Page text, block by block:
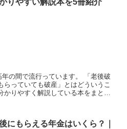
で流行っています。 「老後破
らっていても破産」とはどういうこ
かりやすく解説している本をまとめ
にもらえる年金はいくら？｜